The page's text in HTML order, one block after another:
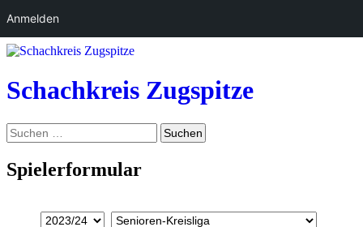
Anmelden
Zum
springen
Schachkreis Zugspitze
Suchen
Suchen
nach:
Spielerformular